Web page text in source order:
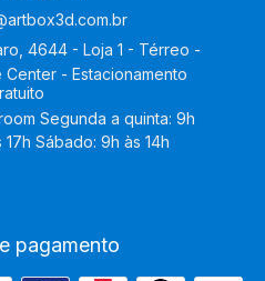
4644 - Loja 1 - Térreo -
- Estacionamento
Segunda a quinta: 9h
Sábado: 9h às 14h
pagamento